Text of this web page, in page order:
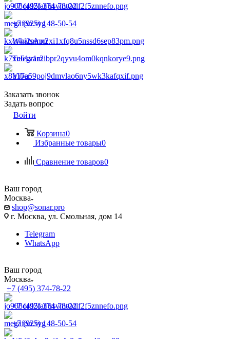
+7 (495) 374-78-22
+7 (925) 148-50-54
WhatsApp
Telegram
Viber
Заказать звонок
Задать вопрос
Войти
Корзина0
Избранные товары0
Сравнение товаров0
Ваш город
Москва
shop@sonar.pro
г. Москва, ул. Смольная, дом 14
Telegram
WhatsApp
Ваш город
Москва
+7 (495) 374-78-22
+7 (495) 374-78-22
+7 (925) 148-50-54